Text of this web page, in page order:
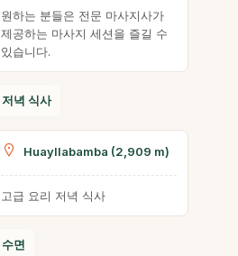
원하는 분들은 전문 마사지사가
제공하는 마사지 세션을 즐길 수
있습니다.
저녁 식사
Huayllabamba (2,909 m)
고급 요리 저녁 식사
수면